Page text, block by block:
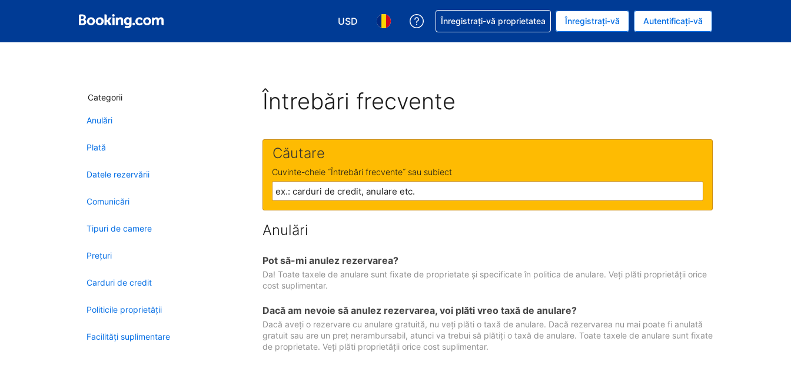
USD
Alegeţi moneda. Moneda actuală este Dolar american
Alegeți limba. Limba actuală este Română
Primiți asistență cu privire la rezervarea dvs.
Înregistrați-vă proprietatea Înregistrați-vă Autentificați-vă
Categorii
Anulări
Plată
Datele rezervării
Comunicări
Tipuri de camere
Preţuri
Carduri de credit
Politicile proprietății
Facilităţi suplimentare
Întrebări frecvente
Căutare
Cuvinte-cheie ˝Întrebări frecvente˝ sau subiect
Anulări
Pot să-mi anulez rezervarea?
Da! Toate taxele de anulare sunt fixate de proprietate și specificate în politica de anulare. Veți plăti proprietății orice
cost suplimentar.
Dacă am nevoie să anulez rezervarea, voi plăti vreo taxă de anulare?
Dacă aveți o rezervare cu anulare gratuită, nu veți plăti o taxă de anulare. Dacă rezervarea nu mai poate fi anulată
gratuit sau are un preț nerambursabil, atunci va trebui să plătiți o taxă de anulare. Toate taxele de anulare sunt fixate
de proprietate. Veți plăti proprietății orice cost suplimentar.